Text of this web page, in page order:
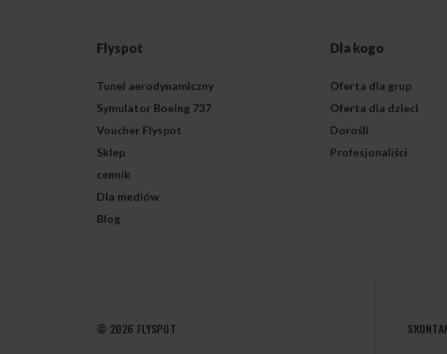
Flyspot
Tunel aerodynamiczny
Symulator Boeing 737
Voucher Flyspot
Sklep
cennik
Dla mediów
Blog
Dla kogo
Oferta dla grup
Oferta dla dzieci
Dorośli
Profesjonaliści
© 2026 FLYSPOT